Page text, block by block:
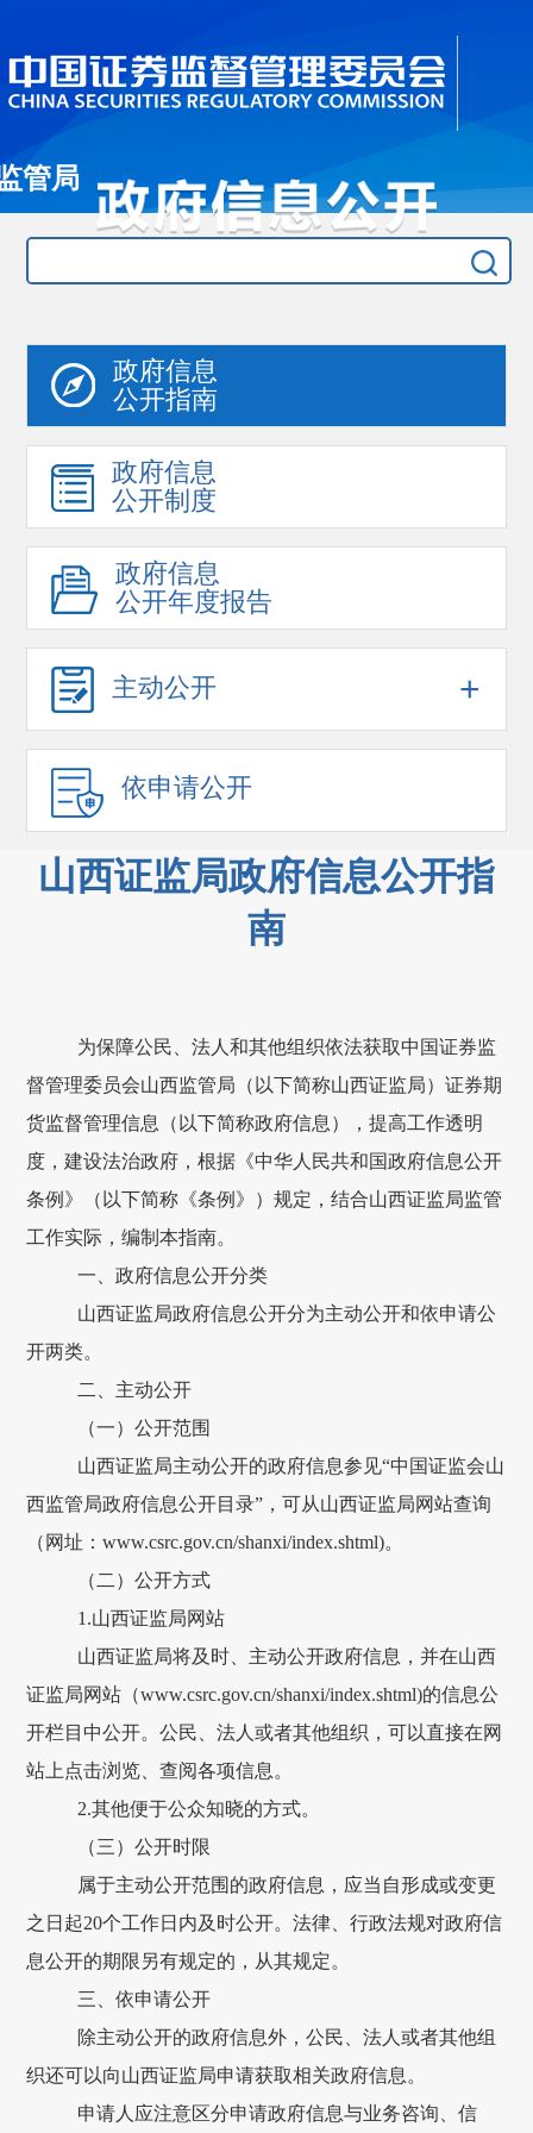
管局
政府信息
公开指南
政府信息
公开制度
政府信息
公开年度报告
主动公开 +
依申请公开
山西证监局政府信息公开指
南
为保障公民、法人和其他组织依法获取中国证券监
督管理委员会山西监管局（以下简称山西证监局）证券期
货监督管理信息（以下简称政府信息），提高工作透明
度，建设法治政府，根据《中华人民共和国政府信息公开
条例》（以下简称《条例》）规定，结合山西证监局监管
工作实际，编制本指南。
一、政府信息公开分类
山西证监局政府信息公开分为主动公开和依申请公
开两类。
二、 主动公开
（一）公开范围
山西证监局主动公开的政府信息参见“中国证监会山
西监管局政府信息公开目录”，可从山西证监局网站查询
（网址：www.csrc.gov.cn/shanxi/index.shtml)。
（ 二 ）公开方式
1.山西证监局网站
山西证监局将及时、主动公开政府信息，并在山西
证监局网站 （www.csrc.gov.cn/shanxi/index.shtml)的信息公
开栏目中公开。公民、法人或者其他组织 ，可以直接在网
站上点击浏览、查阅各项信息。
2.其他便于公众知晓的方式。
（三）公开时限
属于主动公开范围的政府信息，应当自形成或变更
之日起20个工作日内及时公开。法律、行政法规对政府信
息公开的期限另有规定的，从其规定。
三、依申请公开
除主动公开的政府信息外，公民、法人或者其他组
织还可以向山西证监局申请获取相关政府信息。
申请人应注意区分申请政府信息与业务咨询、信